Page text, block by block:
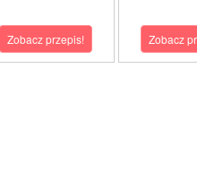
Zobacz przepis! Zobacz